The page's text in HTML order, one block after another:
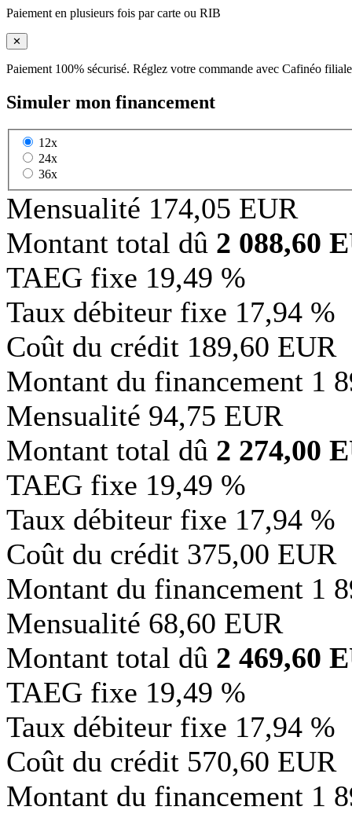
Paiement en plusieurs fois par carte ou RIB
✕
Paiement 100% sécurisé. Réglez votre commande avec Cafinéo
Simuler mon financement
12x
24x
36x
Mensualité 174,05 EUR
Montant total dû 2 088,60
TAEG fixe 19,49 %
Taux débiteur fixe 17,94 %
Coût du crédit 189,60 EUR
Montant du financement 1
Mensualité 94,75 EUR
Montant total dû 2 274,00
TAEG fixe 19,49 %
Taux débiteur fixe 17,94 %
Coût du crédit 375,00 EUR
Montant du financement 1
Mensualité 68,60 EUR
Montant total dû 2 469,60
TAEG fixe 19,49 %
Taux débiteur fixe 17,94 %
Coût du crédit 570,60 EUR
Montant du financement 1